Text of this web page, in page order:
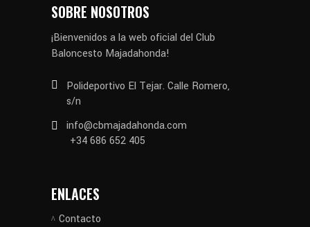
SOBRE NOSOTROS
¡Bienvenidos a la web oficial del Club
Baloncesto Majadahonda!
Polideportivo El Tejar. Calle Romero,
s/n
info@cbmajadahonda.com
+34 686 652 405
ENLACES
Contacto